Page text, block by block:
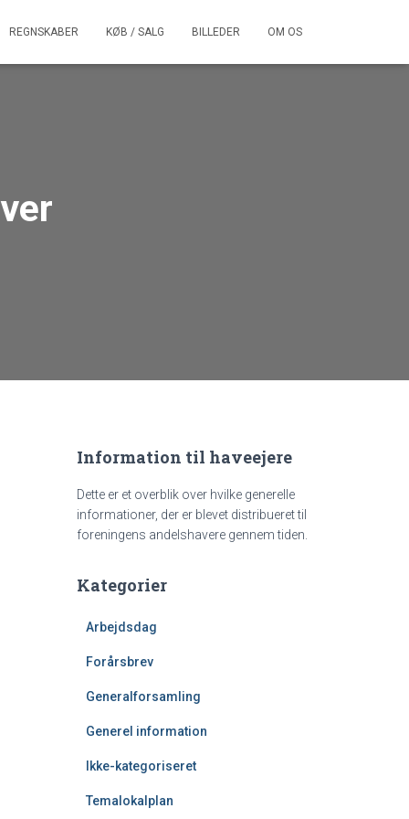
REGNSKABER KØB / SALG BILLEDER OM OS
Information til haveejere
Dette er et overblik over hvilke generelle
informationer, der er blevet distribueret til
foreningens andelshavere gennem tiden.
Kategorier
Arbejdsdag
Forårsbrev
Generalforsamling
Generel information
Ikke-kategoriseret
Temalokalplan